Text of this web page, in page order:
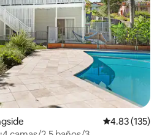
Calificación
4.83 (135)